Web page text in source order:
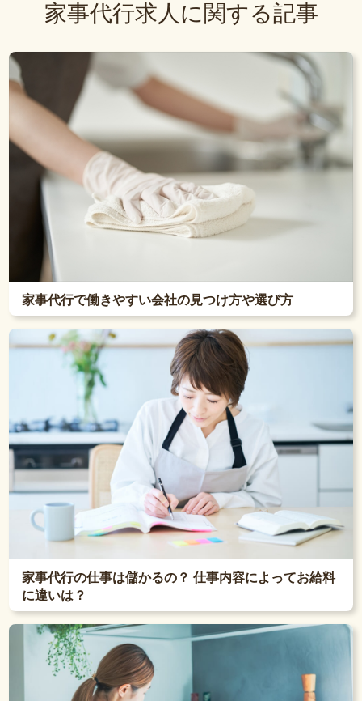
家事代行求人に関する記事
家事代行で働きやすい会社の見つけ方や選び方
家事代行の仕事は儲かるの？ 仕事内容によってお給料
に違いは？